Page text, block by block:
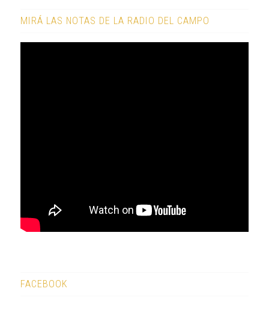
MIRÁ LAS NOTAS DE LA RADIO DEL CAMPO
FACEBOOK